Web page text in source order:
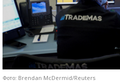
Фото: Brendan McDermid/Reuters